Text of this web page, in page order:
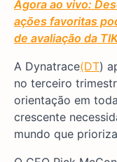
Agora ao vivo:
ações favoritas
de avaliação da
A Dynatrace(DT)
no terceiro
orientação em
crescente
mundo que